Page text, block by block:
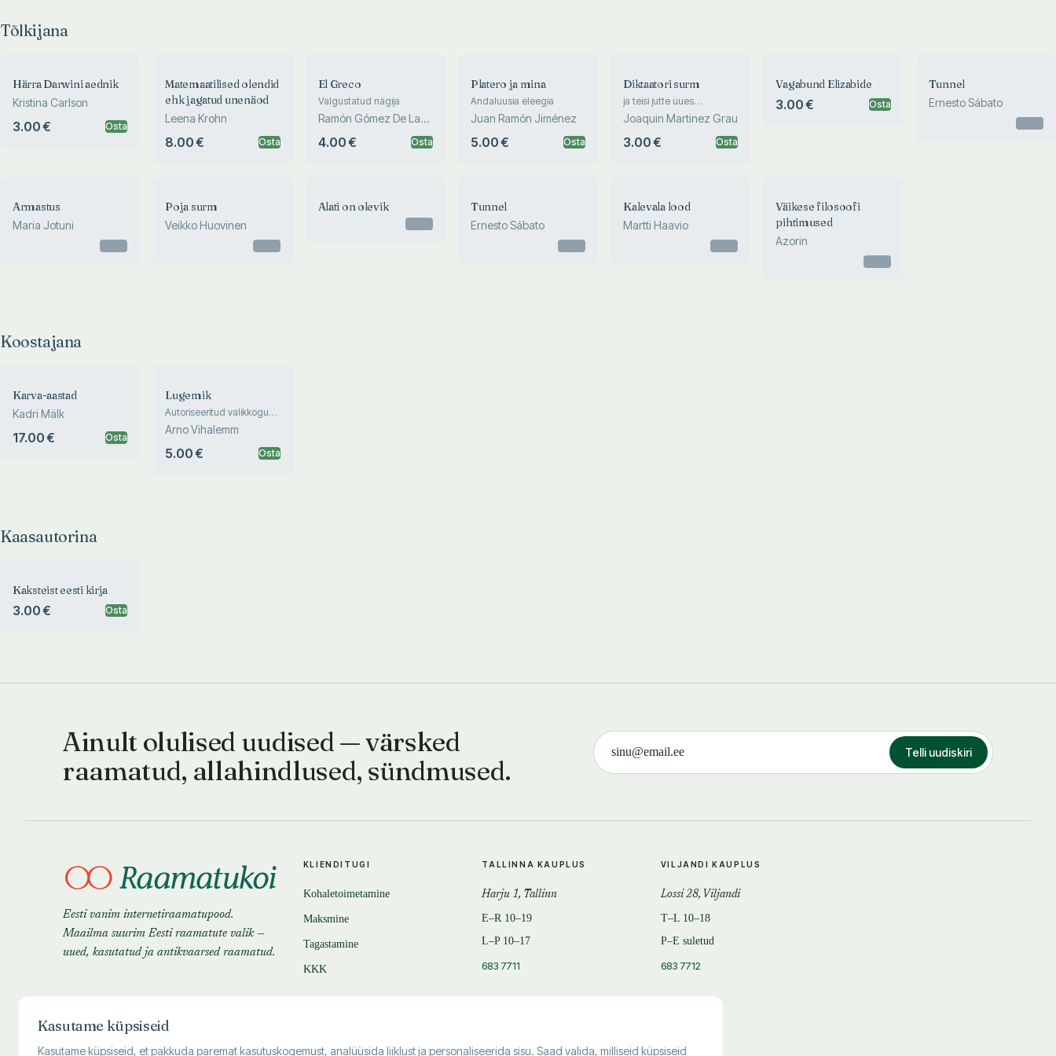
Tõlkijana
Härra Darwini aednik
Kristina Carlson
3.00 € Osta
Matemaatilised olendid
ehk jagatud unenäod
Leena Krohn
8.00 € Osta
El Greco
Valgustatud nägija
Ramón Gómez De La
4.00 € Osta
Platero ja mina
Andaluusia eleegia
Juan Ramón Jiménez
5.00 € Osta
Diktaatori surm
ja teisi jutte uues
dimensioonis
Joaquin Martinez Grau
3.00 € Osta
Vagabund Elizabide
3.00 € Osta
Tunnel
Ernesto Sábato
Armastus
Maria Jotuni
Poja surm
Veikko Huovinen
Alati on olevik Tunnel
Ernesto Sábato
Kalevala lood
Martti Haavio
Väikese filosoofi
pihtimused
Azorin
Koostajana
Karva-aastad
Kadri Mälk
17.00 € Osta
Lugemik
Autoriseeritud valikkogu
1947-89
Arno Vihalemm
5.00 € Osta
Kaasautorina
Kaksteist eesti kirja
3.00 € Osta
Ainult olulised uudised — värsked
raamatud, allahindlused, sündmused.
Telli uudiskiri
Eesti vanim internetiraamatupood.
Maailma suurim Eesti raamatute valik —
uued, kasutatud ja antikvaarsed raamatud.
KLIENDITUGI
Kohaletoimetamine
Maksmine
Tagastamine
KKK
TALLINNA KAUPLUS
Harju 1, Tallinn
E–R 10–19
L–P 10–17
683 7711
VILJANDI KAUPLUS
Lossi 28, Viljandi
T–L 10–18
P–E suletud
683 7712
Kasutame küpsiseid
Kasutame küpsiseid, et pakkuda paremat kasutuskogemust, analüüsida liiklust ja personaliseerida sisu. Saad valida, milliseid küpsiseid